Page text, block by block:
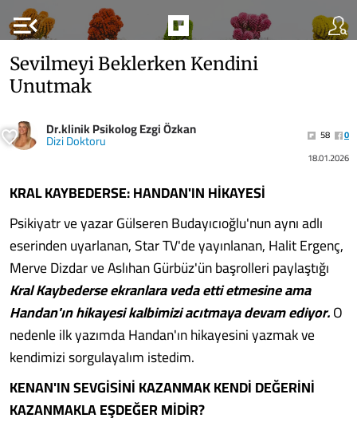
menu_open
Sevilmeyi Beklerken Kendini
Unutmak
Dr.klinik Psikolog Ezgi Özkan
Dizi Doktoru 58
0
18.01.2026
KRAL KAYBEDERSE: HANDAN'IN HİKAYESİ
Psikiyatr ve yazar Gülseren Budayıcıoğlu'nun aynı adlı
eserinden uyarlanan, Star TV'de yayınlanan, Halit Ergenç,
Merve Dizdar ve Aslıhan Gürbüz'ün başrolleri paylaştığı
Kral Kaybederse ekranlara veda etti etmesine ama
Handan'ın hikayesi kalbimizi acıtmaya devam ediyor.O
nedenle ilk yazımda Handan'ın hikayesini yazmak ve
kendimizi sorgulayalım istedim.
KENAN'IN SEVGİSİNİ KAZANMAK KENDİ DEĞERİNİ
KAZANMAKLA EŞDEĞER MİDİR?